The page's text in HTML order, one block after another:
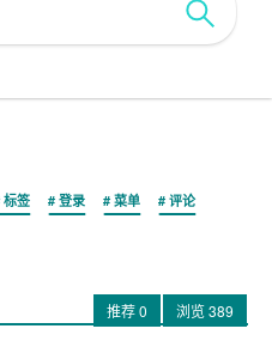
标签 登录 菜单 评论
推荐0 浏览389